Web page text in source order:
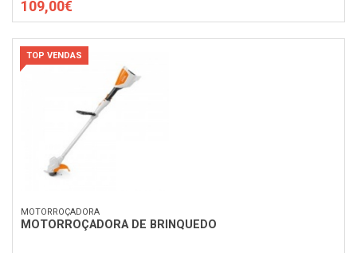
109,00€
TOP VENDAS
MOTORROÇADORA
MOTORROÇADORA DE BRINQUEDO